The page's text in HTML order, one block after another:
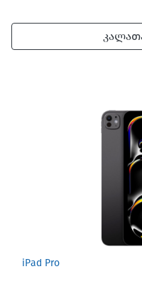
iPad Pro